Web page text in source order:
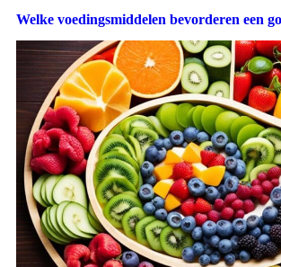
Welke voedingsmiddelen bevorderen een